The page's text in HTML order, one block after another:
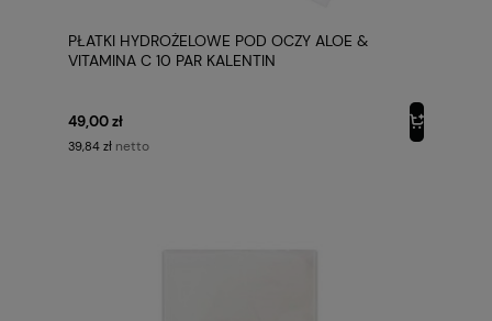
PŁATKI HYDROŻELOWE POD OCZY ALOE &
VITAMINA C 10 PAR KALENTIN
49,00 zł
39,84 zł netto